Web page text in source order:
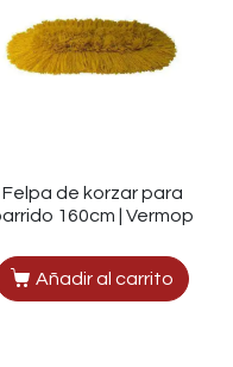
Felpa de korzar para
160cm | Vermop
Añadir al carrito